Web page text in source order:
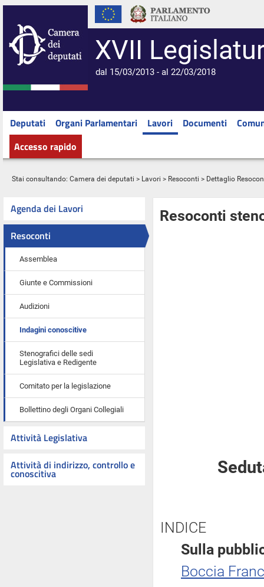
XVII
dal 15/03/2013 - al 22/03/2018
Deputati Organi Parlamentari Lavori Documenti
Accesso rapido
Stai consultando: Camera dei deputati > Lavori > Resoconti > Dettaglio
Agenda dei Lavori
Resoconti
Assemblea
Giunte e Commissioni
Audizioni
Indagini conoscitive
Stenografici delle sedi
Legislativa e Redigente
Comitato per la legislazione
Bollettino degli Organi Collegiali
Attività Legislativa
Attività di indirizzo, controllo e
conoscitiva
Resoconti
INDICE
Sulla
Boccia